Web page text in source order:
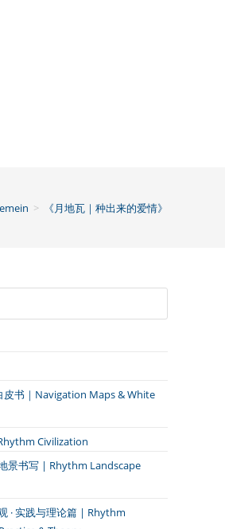
> 《月地瓦｜种出来的爱情》
皮书｜Navigation Maps & White
Civilization
景书写 | Rhythm Landscape
· 实践与理论篇 | Rhythm